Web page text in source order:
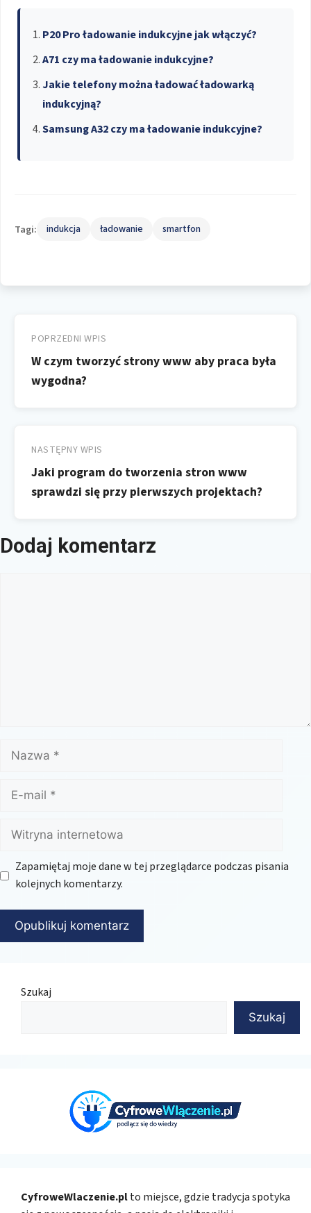
P20 Pro ładowanie indukcyjne jak włączyć?
A71 czy ma ładowanie indukcyjne?
Jakie telefony można ładować ładowarką
indukcyjną?
Samsung A32 czy ma ładowanie indukcyjne?
Tagi: indukcja ładowanie smartfon
wpisu
POPRZEDNI WPIS
W czym tworzyć strony www aby praca była
wygodna?
NASTĘPNY WPIS
Jaki program do tworzenia stron www
sprawdzi się przy pierwszych projektach?
Dodaj komentarz
Nazwa
mail
Witryna
internetowa
Zapamiętaj moje dane w tej przeglądarce podczas pisania
kolejnych komentarzy.
Szukaj
Szukaj
CyfroweWlaczenie.plto miejsce, gdzie tradycja spotyka